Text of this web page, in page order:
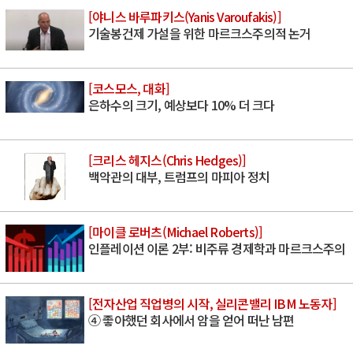
[야니스 바루파키스(Yanis Varoufakis)]
기술봉건제 가설을 위한 마르크스주의적 논거
[코스모스, 대화]
은하수의 크기, 예상보다 10% 더 크다
[크리스 헤지스(Chris Hedges)]
백악관의 대부, 트럼프의 마피아 정치
[마이클 로버츠(Michael Roberts)]
인플레이션 이론 2부: 비주류 경제학과 마르크스주의
[전자산업 직업병의 시작, 실리콘밸리 IBM 노동자]
④ 좋아했던 회사에서 암을 얻어 떠난 남편